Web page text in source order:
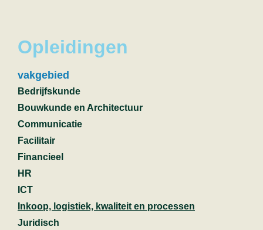
Opleidingen
vakgebied
Bedrijfskunde
Bouwkunde en Architectuur
Communicatie
Facilitair
Financieel
HR
ICT
Inkoop, logistiek, kwaliteit en processen
Juridisch